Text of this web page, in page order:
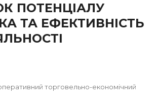
ПОТЕНЦІАЛУ
ТА ЕФЕКТИВНІСТЬ
торговельно-економічний